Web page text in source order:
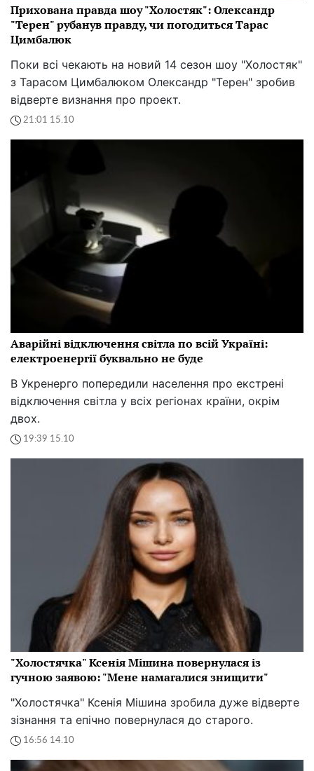
Прихована правда шоу "Холостяк": Олександр
"Терен" рубанув правду, чи погодиться Тарас
Цимбалюк
Поки всі чекають на новий 14 сезон шоу "Холостяк"
з Тарасом Цимбалюком Олександр "Терен" зробив
відверте визнання про проект.
21:01 15.10
Аварійні відключення світла по всій Україні:
електроенергії буквально не буде
В Укренерго попередили населення про екстрені
відключення світла у всіх регіонах країни, окрім
двох.
19:39 15.10
"Холостячка" Ксенія Мішина повернулася із
гучною заявою: "Мене намагалися знищити"
"Холостячка" Ксенія Мішина зробила дуже відверте
зізнання та епічно повернулася до старого.
16:56 14.10